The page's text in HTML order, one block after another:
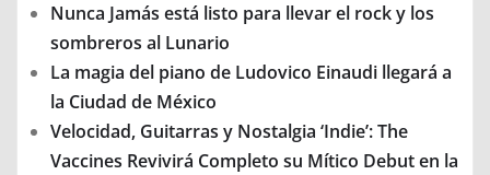
Nunca Jamás está listo para llevar el rock y los
sombreros al Lunario
La magia del piano de Ludovico Einaudi llegará a
la Ciudad de México
Velocidad, Guitarras y Nostalgia ‘Indie’: The
Vaccines Revivirá Completo su Mítico Debut en la